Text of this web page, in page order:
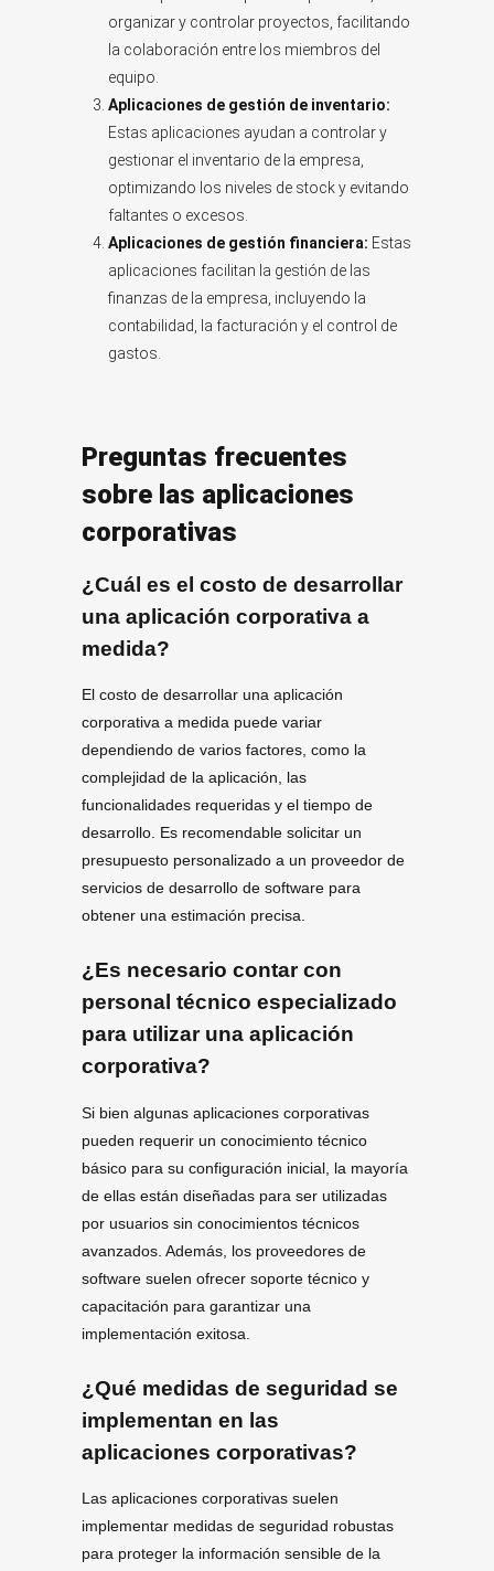
organizar y controlar proyectos, facilitando
la colaboración entre los miembros del
equipo.
Aplicaciones de gestión de inventario:
Estas aplicaciones ayudan a controlar y
gestionar el inventario de la empresa,
optimizando los niveles de stock y evitando
faltantes o excesos.
Aplicaciones de gestión financiera: Estas
aplicaciones facilitan la gestión de las
finanzas de la empresa, incluyendo la
contabilidad, la facturación y el control de
gastos.
Preguntas frecuentes
sobre las aplicaciones
corporativas
¿Cuál es el costo de desarrollar
una aplicación corporativa a
medida?
El costo de desarrollar una aplicación
corporativa a medida puede variar
dependiendo de varios factores, como la
complejidad de la aplicación, las
funcionalidades requeridas y el tiempo de
desarrollo. Es recomendable solicitar un
presupuesto personalizado a un proveedor de
servicios de desarrollo de software para
obtener una estimación precisa.
¿Es necesario contar con
personal técnico especializado
para utilizar una aplicación
corporativa?
Si bien algunas aplicaciones corporativas
pueden requerir un conocimiento técnico
básico para su configuración inicial, la mayoría
de ellas están diseñadas para ser utilizadas
por usuarios sin conocimientos técnicos
avanzados. Además, los proveedores de
software suelen ofrecer soporte técnico y
capacitación para garantizar una
implementación exitosa.
¿Qué medidas de seguridad se
implementan en las
aplicaciones corporativas?
Las aplicaciones corporativas suelen
implementar medidas de seguridad robustas
para proteger la información sensible de la